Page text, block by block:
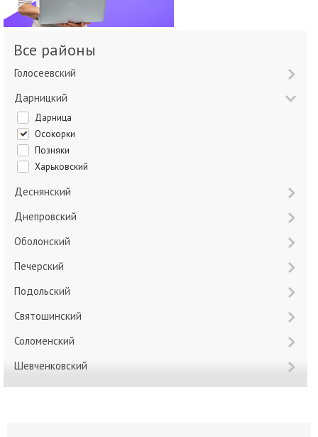
Все районы
Голосеевский
Дарницкий
Дарница
Осокорки
Позняки
Харьковский
Деснянский
Днепровский
Оболонский
Печерский
Подольский
Святошинский
Соломенский
Шевченковский